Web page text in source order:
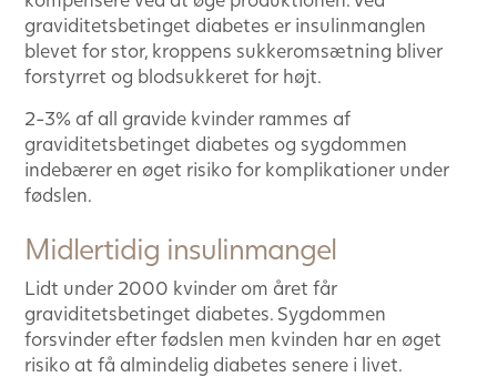
graviditetsbetinget diabetes er insulinmanglen
blevet for stor, kroppens sukkeromsætning bliver
forstyrret og blodsukkeret for højt.
2-3% af all gravide kvinder rammes af
graviditetsbetinget diabetes og sygdommen
indebærer en øget risiko for komplikationer under
fødslen.
Midlertidig insulinmangel
Lidt under 2000 kvinder om året får
graviditetsbetinget diabetes. Sygdommen
forsvinder efter fødslen men kvinden har en øget
risiko at få almindelig diabetes senere i livet.